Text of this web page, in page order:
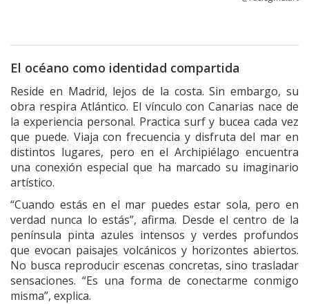
El océano como identidad compartida
Reside en Madrid, lejos de la costa. Sin embargo, su
obra respira Atlántico. El vínculo con Canarias nace de
la experiencia personal. Practica surf y bucea cada vez
que puede. Viaja con frecuencia y disfruta del mar en
distintos lugares, pero en el Archipiélago encuentra
una conexión especial que ha marcado su imaginario
artístico.
“Cuando estás en el mar puedes estar sola, pero en
verdad nunca lo estás”, afirma. Desde el centro de la
península pinta azules intensos y verdes profundos
que evocan paisajes volcánicos y horizontes abiertos.
No busca reproducir escenas concretas, sino trasladar
sensaciones. “Es una forma de conectarme conmigo
misma”, explica.